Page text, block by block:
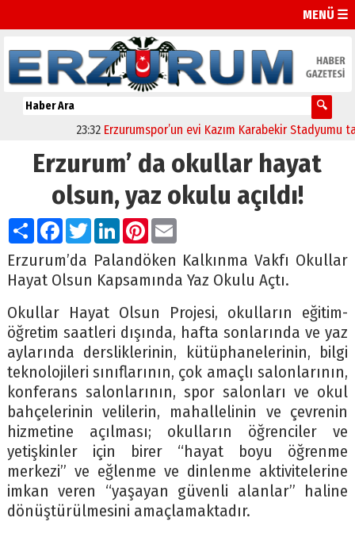
MENÜ ☰
23:32 Erzurumspor’un evi Kazım Karabekir Stadyumu tam
Erzurum’ da okullar hayat
olsun, yaz okulu açıldı!
PaylaşFacebook
TwitterLinkedIn
Pinterest
Email
Erzurum’da Palandöken Kalkınma Vakfı Okullar
Hayat Olsun Kapsamında Yaz Okulu Açtı.
Okullar Hayat Olsun Projesi, okulların eğitim-
öğretim saatleri dışında, hafta sonlarında ve yaz
aylarında dersliklerinin, kütüphanelerinin, bilgi
teknolojileri sınıflarının, çok amaçlı salonlarının,
konferans salonlarının, spor salonları ve okul
bahçelerinin velilerin, mahallelinin ve çevrenin
hizmetine açılması; okulların öğrenciler ve
yetişkinler için birer “hayat boyu öğrenme
merkezi” ve eğlenme ve dinlenme aktivitelerine
imkan veren “yaşayan güvenli alanlar” haline
dönüştürülmesini amaçlamaktadır.